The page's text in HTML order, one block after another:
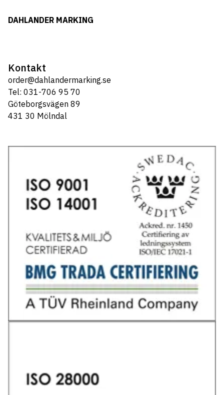
DAHLANDER MARKING
Kontakt
order@dahlandermarking.se
Tel: 031-706 95 70
Göteborgsvägen 89
431 30 Mölndal